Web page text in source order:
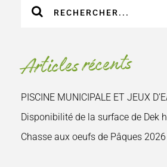
sur
Articles récents
PISCINE MUNICIPALE ET JEUX
Disponibilité de la surface de Dek
Chasse aux oeufs de Pâques 2026